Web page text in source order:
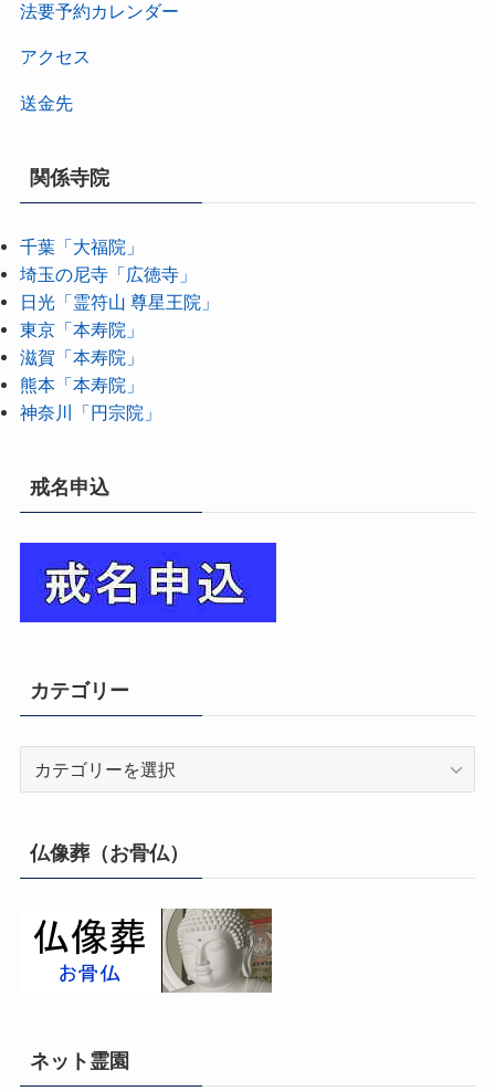
法要予約カレンダー
アクセス
送金先
関係寺院
千葉「大福院」
埼玉の尼寺「広徳寺」
日光「霊符山 尊星王院」
東京「本寿院」
滋賀「本寿院」
熊本「本寿院」
神奈川「円宗院」
戒名申込
カテゴリー
リ
ー
仏像葬（お骨仏）
ネット霊園